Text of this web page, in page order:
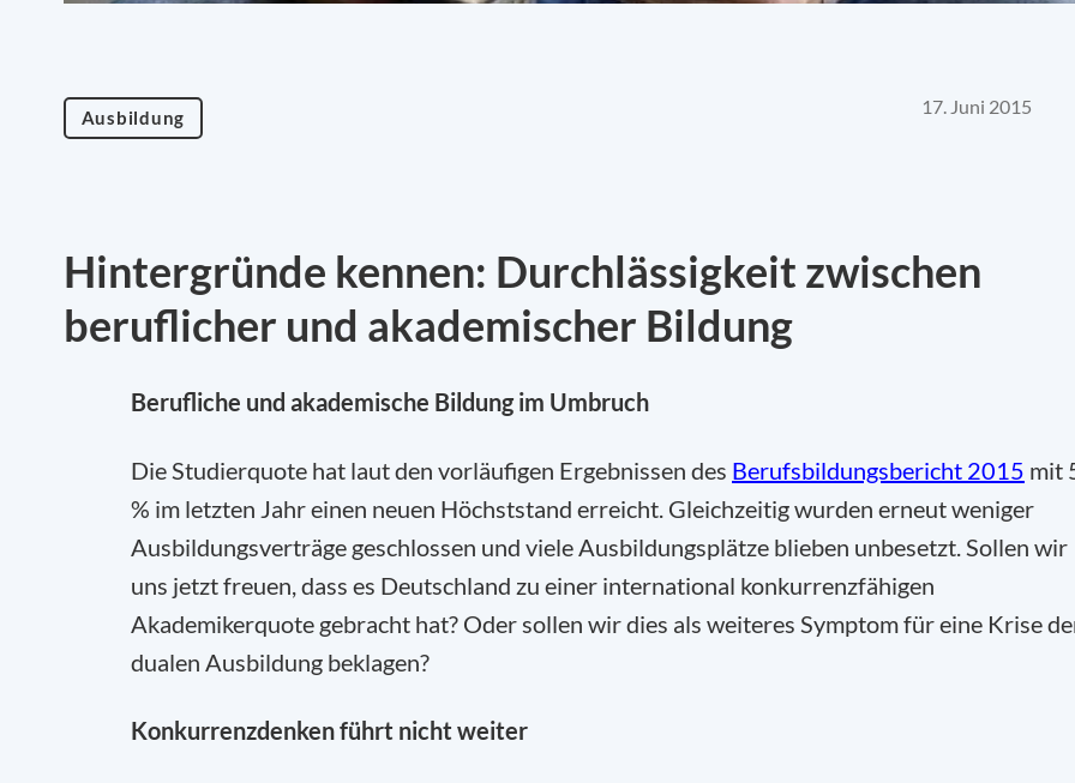
Ausbildung 17. Juni 2015
Hintergründe kennen: Durchlässigkeit zwischen
beruflicher und akademischer Bildung
Berufliche und akademische Bildung im Umbruch
Die Studierquote hat laut den vorläufigen Ergebnissen des Berufsbildungsbericht 2015 mit
% im letzten Jahr einen neuen Höchststand erreicht. Gleichzeitig wurden erneut weniger
Ausbildungsverträge geschlossen und viele Ausbildungsplätze blieben unbesetzt. Sollen wir
uns jetzt freuen, dass es Deutschland zu einer international konkurrenzfähigen
Akademikerquote gebracht hat? Oder sollen wir dies als weiteres Symptom für eine Krise
dualen Ausbildung beklagen?
Konkurrenzdenken führt nicht weiter